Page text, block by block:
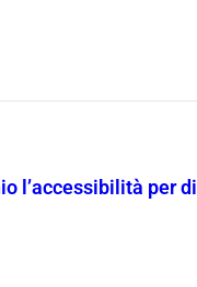
l’accessibilità per